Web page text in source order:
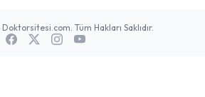
Tüm Hakları Saklıdır.